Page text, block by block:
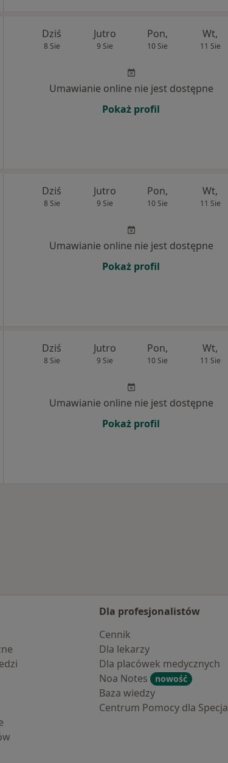
Dziś
8 Sie
Jutro
9 Sie
Pon,
10 Sie
Wt,
11 Sie
Umawianie online nie jest dostępne
Pokaż profil
Dziś
8 Sie
Jutro
9 Sie
Pon,
10 Sie
Wt,
11 Sie
Umawianie online nie jest dostępne
Pokaż profil
Dziś
8 Sie
Jutro
9 Sie
Pon,
10 Sie
Wt,
11 Sie
Umawianie online nie jest dostępne
Pokaż profil
miasto
Dla profesjonalistów
Cennik
Dla lekarzy
Dla placówek medycznych
Noa Notes
nowość
Baza wiedzy
Centrum Pomocy dla